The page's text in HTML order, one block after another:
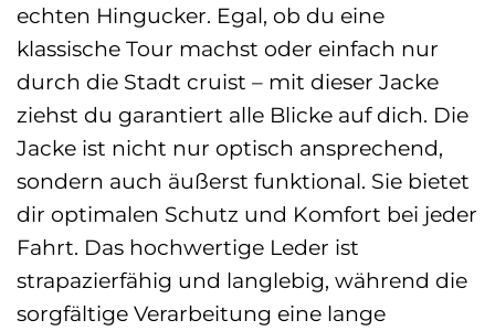
echten Hingucker. Egal, ob du eine
klassische Tour machst oder einfach nur
durch die Stadt cruist – mit dieser Jacke
ziehst du garantiert alle Blicke auf dich. Die
Jacke ist nicht nur optisch ansprechend,
sondern auch äußerst funktional. Sie bietet
dir optimalen Schutz und Komfort bei jeder
Fahrt. Das hochwertige Leder ist
strapazierfähig und langlebig, während die
sorgfältige Verarbeitung eine lange